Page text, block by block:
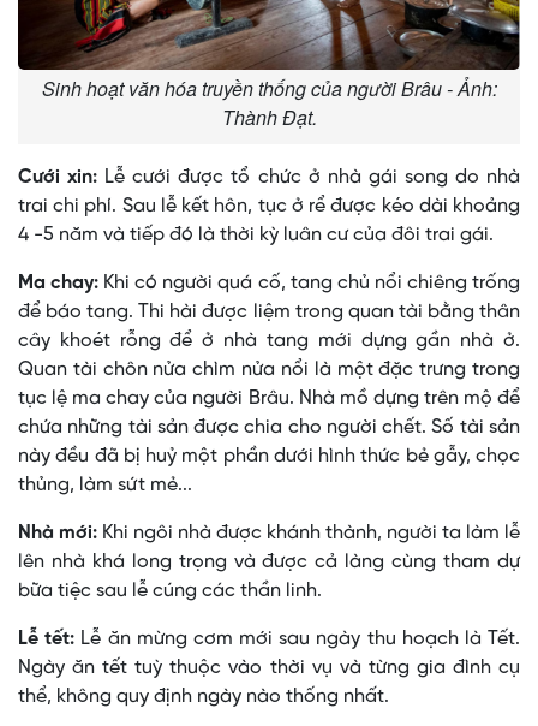
Sinh hoạt văn hóa truyền thống của người Brâu - Ảnh:
Thành Đạt.
Cưới xin: Lễ cưới được tổ chức ở nhà gái song do nhà
trai chi phí. Sau lễ kết hôn, tục ở rể được kéo dài khoảng
4 -5 năm và tiếp đó là thời kỳ luân cư của đôi trai gái.
Ma chay: Khi có người quá cố, tang chủ nổi chiêng trống
để báo tang. Thi hài được liệm trong quan tài bằng thân
cây khoét rỗng để ở nhà tang mới dựng gần nhà ở.
Quan tài chôn nửa chìm nửa nổi là một đặc trưng trong
tục lệ ma chay của người Brâu. Nhà mồ dựng trên mộ để
chứa những tài sản được chia cho người chết. Số tài sản
này đều đã bị huỷ một phần dưới hình thức bẻ gẫy, chọc
thủng, làm sứt mẻ...
Nhà mới: Khi ngôi nhà được khánh thành, người ta làm lễ
lên nhà khá long trọng và được cả làng cùng tham dự
bữa tiệc sau lễ cúng các thần linh.
Lễ tết: Lễ ăn mừng cơm mới sau ngày thu hoạch là Tết.
Ngày ăn tết tuỳ thuộc vào thời vụ và từng gia đình cụ
thể, không quy định ngày nào thống nhất.